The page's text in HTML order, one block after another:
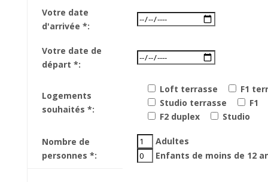
Votre date
d'arrivée *:
Votre date de
départ *:
Logements
souhaités *:
Loft terrasse
F1
Studio terrasse
F1
F2 duplex
Studio
Nombre de
personnes *:
Adultes
Enfants de moins de 12